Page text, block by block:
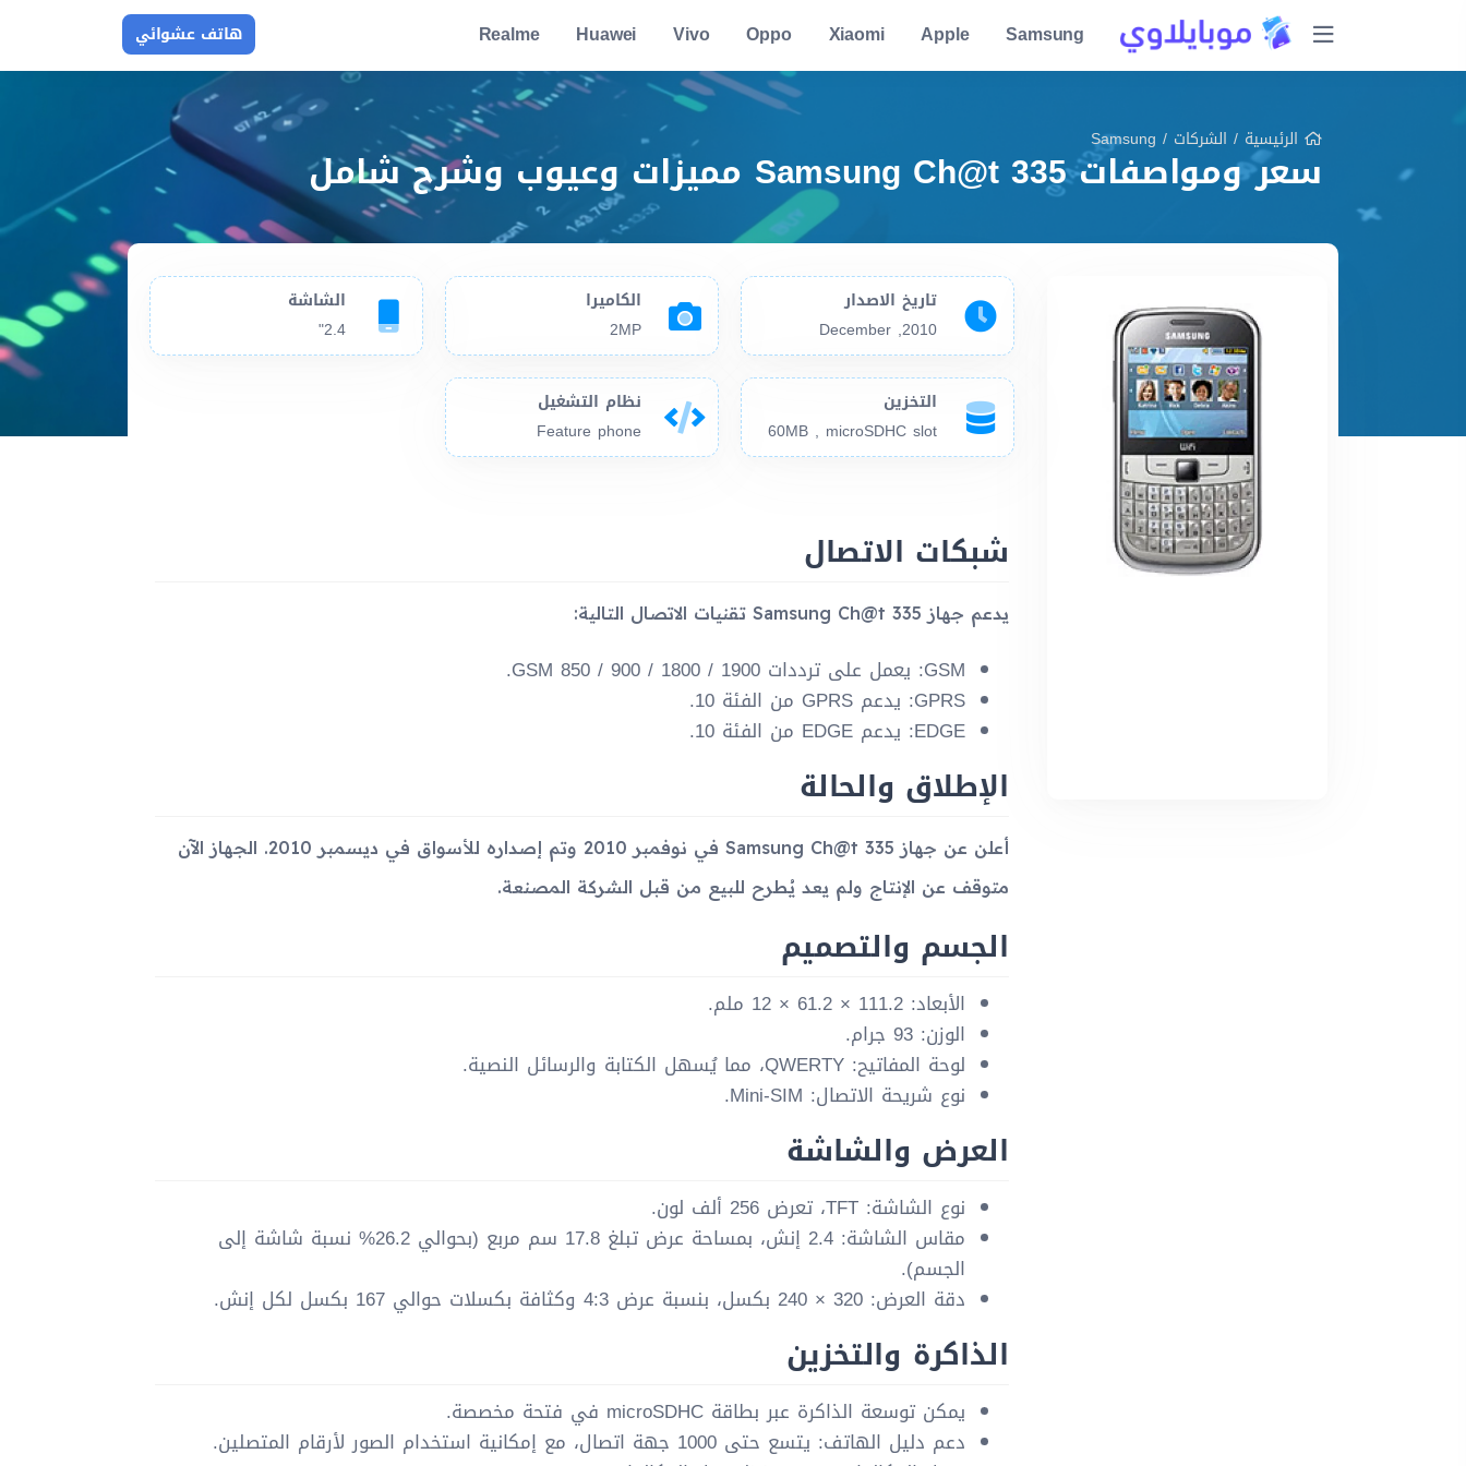
Samsung
Apple
Xiaomi
Oppo
Vivo
Huawei
Realme هاتف عشوائي
الرئيسية / الشركات /
Samsung
سعر ومواصفات Samsung Ch@t 335 مميزات وعيوب وشرح شامل
تاريخ الاصدار
2010, December
الكاميرا
2MP
الشاشة
2.4"
التخزين
60MB , microSDHC slot
نظام التشغيل
Feature phone
شبكات الاتصال
يدعم جهاز Samsung Ch@t 335 تقنيات الاتصال التالية:
GSM: يعمل على ترددات GSM 850 / 900 / 1800 / 1900.
GPRS: يدعم GPRS من الفئة 10.
EDGE: يدعم EDGE من الفئة 10.
الإطلاق والحالة
أعلن عن جهاز Samsung Ch@t 335 في نوفمبر 2010 وتم إصداره للأسواق في ديسمبر 2010. الجهاز الآن
متوقف عن الإنتاج ولم يعد يُطرح للبيع من قبل الشركة المصنعة.
الجسم والتصميم
الأبعاد: 111.2 × 61.2 × 12 ملم.
الوزن: 93 جرام.
لوحة المفاتيح: QWERTY، مما يُسهل الكتابة والرسائل النصية.
نوع شريحة الاتصال: Mini-SIM.
العرض والشاشة
نوع الشاشة: TFT، تعرض 256 ألف لون.
مقاس الشاشة: 2.4 إنش، بمساحة عرض تبلغ 17.8 سم مربع (بحوالي 26.2% نسبة شاشة إلى
الجسم).
دقة العرض: 320 × 240 بكسل، بنسبة عرض 4:3 وكثافة بكسلات حوالي 167 بكسل لكل إنش.
الذاكرة والتخزين
يمكن توسعة الذاكرة عبر بطاقة microSDHC في فتحة مخصصة.
دعم دليل الهاتف: يتسع حتى 1000 جهة اتصال، مع إمكانية استخدام الصور لأرقام المتصلين.